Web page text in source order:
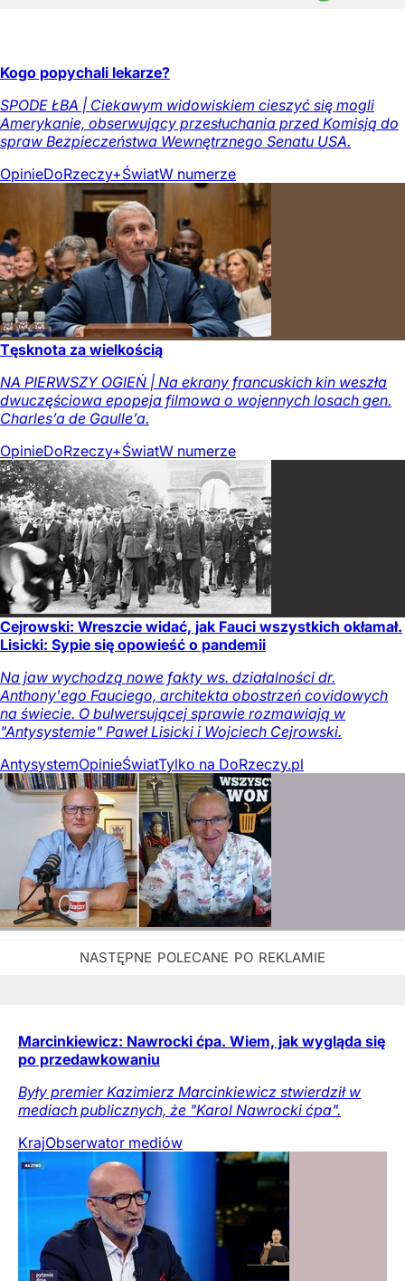
Kogo popychali lekarze?
SPODE ŁBA | Ciekawym widowiskiem cieszyć się mogli
Amerykanie, obserwujący przesłuchania przed Komisją do
spraw Bezpieczeństwa Wewnętrznego Senatu USA.
OpinieDoRzeczy+ŚwiatW numerze
Tęsknota za wielkością
NA PIERWSZY OGIEŃ | Na ekrany francuskich kin weszła
dwuczęściowa epopeja filmowa o wojennych losach gen.
Charles’a de Gaulle’a.
OpinieDoRzeczy+ŚwiatW numerze
Cejrowski: Wreszcie widać, jak Fauci wszystkich okłamał.
Lisicki: Sypie się opowieść o pandemii
Na jaw wychodzą nowe fakty ws. działalności dr.
Anthony'ego Fauciego, architekta obostrzeń covidowych
na świecie. O bulwersującej sprawie rozmawiają w
"Antysystemie" Paweł Lisicki i Wojciech Cejrowski.
AntysystemOpinieŚwiatTylko na DoRzeczy.pl
Marcinkiewicz: Nawrocki ćpa. Wiem, jak wygląda się
po przedawkowaniu
Były premier Kazimierz Marcinkiewicz stwierdził w
mediach publicznych, że "Karol Nawrocki ćpa".
KrajObserwator mediów